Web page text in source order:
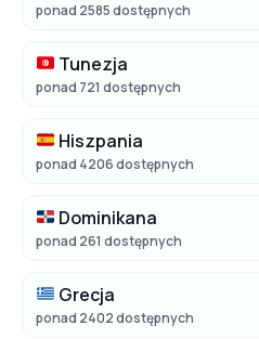
ponad 2585 dostępnych
Tunezja
ponad 721 dostępnych
Hiszpania
ponad 4206 dostępnych
Dominikana
ponad 261 dostępnych
Grecja
ponad 2402 dostępnych